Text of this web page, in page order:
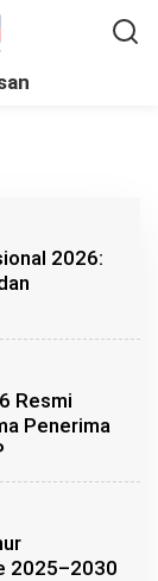
2026:
Resmi
Penerima
2025–2030